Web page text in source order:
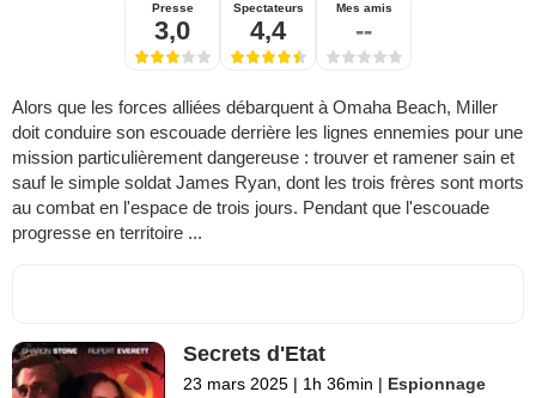
Presse
3,0
Spectateurs
4,4
Mes amis
--
Alors que les forces alliées débarquent à Omaha Beach, Miller
doit conduire son escouade derrière les lignes ennemies pour une
mission particulièrement dangereuse : trouver et ramener sain et
sauf le simple soldat James Ryan, dont les trois frères sont morts
au combat en l'espace de trois jours. Pendant que l'escouade
progresse en territoire ...
Secrets d'Etat
23 mars 2025 | 1h 36min | Espionnage